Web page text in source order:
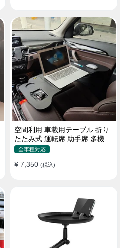
空間利用 車載用テーブル 折り
たたみ式 運転席 助手席 多機能
パソコン 食事 書き込み
全車種対応
¥ 7,350 (税込)